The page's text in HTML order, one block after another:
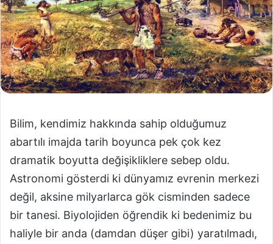
Bilim, kendimiz hakkında sahip olduğumuz
abartılı imajda tarih boyunca pek çok kez
dramatik boyutta değişikliklere sebep oldu.
Astronomi gösterdi ki dünyamız evrenin merkezi
değil, aksine milyarlarca gök cisminden sadece
bir tanesi. Biyolojiden öğrendik ki bedenimiz bu
haliyle bir anda (damdan düşer gibi) yaratılmadı,